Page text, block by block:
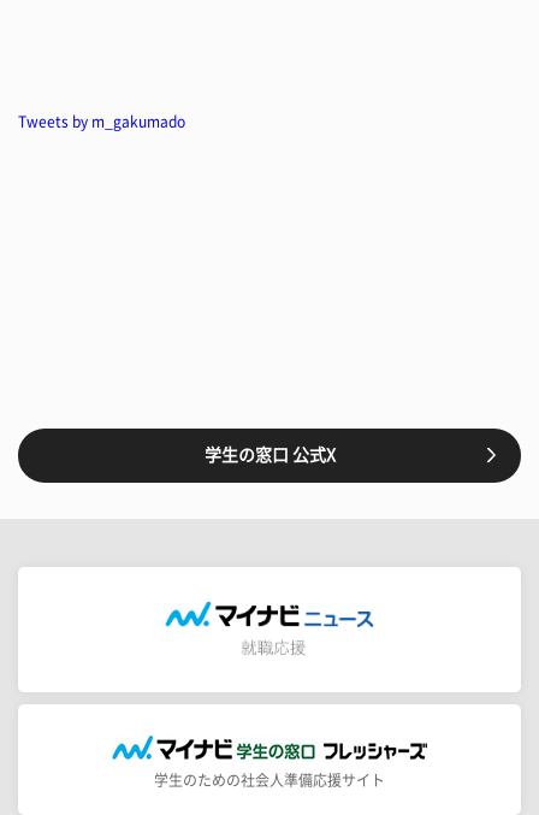
Tweets by m_gakumado
学生の窓口 公式X
学生のための社会人準備応援サイト